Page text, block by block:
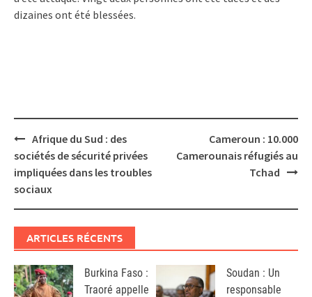
dizaines ont été blessées.
Post
navigation
Afrique du Sud : des
sociétés de sécurité privées
impliquées dans les troubles
sociaux
Cameroun : 10.000
Camerounais réfugiés au
Tchad
ARTICLES RÉCENTS
Burkina Faso :
Traoré appelle
Soudan : Un
responsable